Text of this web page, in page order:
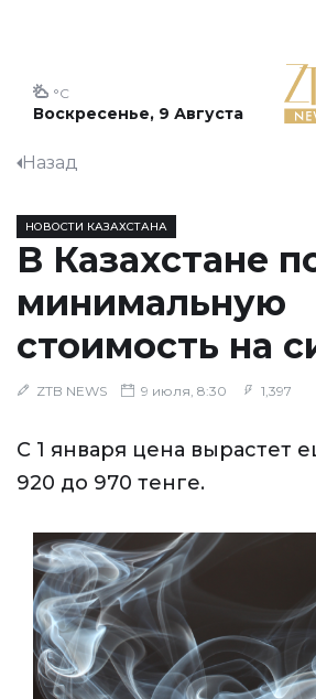
Воскресенье, 9 Августа
°C
Назад
НОВОСТИ КАЗАХСТАНА
В Казахстане
минимальную
стоимость на
ZTB NEWS 9 июля, 8:30 1,397
С 1 января цена вырастет
920 до 970 тенге.